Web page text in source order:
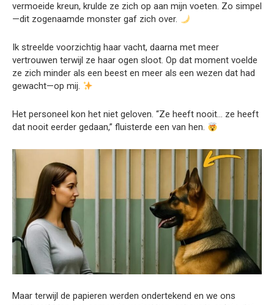
vermoeide kreun, krulde ze zich op aan mijn voeten. Zo simpel
—dit zogenaamde monster gaf zich over.
Ik streelde voorzichtig haar vacht, daarna met meer
vertrouwen terwijl ze haar ogen sloot. Op dat moment voelde
ze zich minder als een beest en meer als een wezen dat had
gewacht—op mij.
Het personeel kon het niet geloven. “Ze heeft nooit… ze heeft
dat nooit eerder gedaan,” fluisterde een van hen.
Maar terwijl de papieren werden ondertekend en we ons